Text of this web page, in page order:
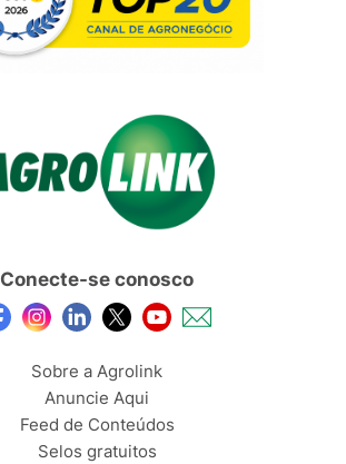
Conecte-se conosco
Sobre a Agrolink
Anuncie Aqui
Feed de Conteúdos
Selos gratuitos